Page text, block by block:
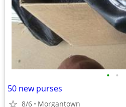
• •
50 new purses
8/6 Morgantown